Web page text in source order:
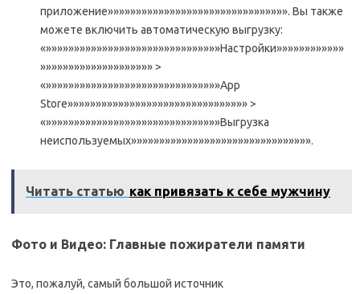
приложение»»»»»»»»»»»»»»»»»»»»»»»»»»»»»»»». Вы также
можете включить автоматическую выгрузку:
«»»»»»»»»»»»»»»»»»»»»»»»»»»»»»»»Настройки»»»»»»»»»»»»
»»»»»»»»»»»»»»»»»»»» >
«»»»»»»»»»»»»»»»»»»»»»»»»»»»»»»»App
Store»»»»»»»»»»»»»»»»»»»»»»»»»»»»»»»» >
«»»»»»»»»»»»»»»»»»»»»»»»»»»»»»»»Выгрузка
неиспользуемых»»»»»»»»»»»»»»»»»»»»»»»»»»»»»»»».
Читать статью как привязать к себе мужчину
Фото и Видео: Главные пожиратели памяти
Это, пожалуй, самый большой источник